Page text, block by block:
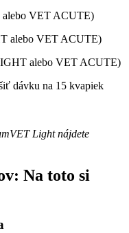
VET ACUTE)
alebo VET ACUTE)
alebo VET ACUTE)
dávku na 15 kvapiek
Light nájdete
Na toto si